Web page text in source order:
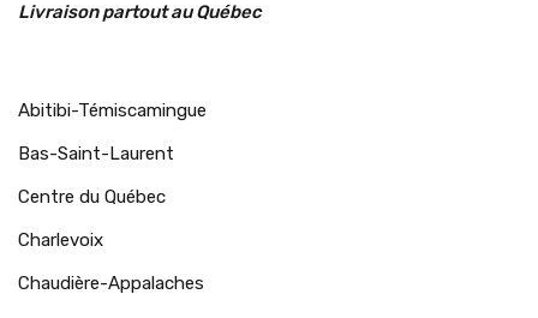
Livraison partout au Québec
Abitibi-Témiscamingue
Bas-Saint-Laurent
Centre du Québec
Charlevoix
Chaudière-Appalaches